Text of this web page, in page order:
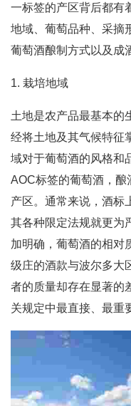
一标签的产区背后都有
地域、葡萄品种、采摘
葡萄酒酿制方式以及成
1. 栽培地域
土地是农产品最基本的
经将土地及其气候特征
域对于葡萄酒的风格和
AOC标签的葡萄酒，酿
产区。通常来说，酒标
其各种限定法规就更为
加明确，葡萄酒的相对
级庄的酒款与波尔多大
者的质量却存在显著的
关规定中最直接、最重